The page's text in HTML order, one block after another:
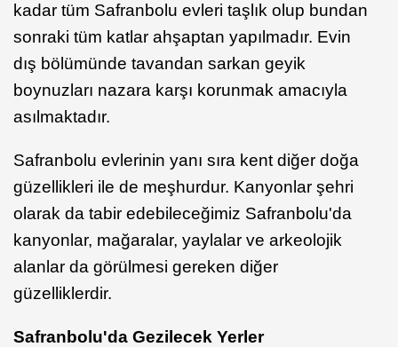
kadar tüm Safranbolu evleri taşlık olup bundan
sonraki tüm katlar ahşaptan yapılmadır. Evin
dış bölümünde tavandan sarkan geyik
boynuzları nazara karşı korunmak amacıyla
asılmaktadır.
Safranbolu evlerinin yanı sıra kent diğer doğa
güzellikleri ile de meşhurdur. Kanyonlar şehri
olarak da tabir edebileceğimiz Safranbolu'da
kanyonlar, mağaralar, yaylalar ve arkeolojik
alanlar da görülmesi gereken diğer
güzelliklerdir.
Safranbolu'da Gezilecek Yerler